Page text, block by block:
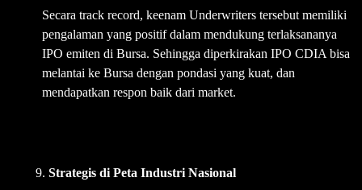
Secara track record, keenam Underwriters tersebut memiliki
pengalaman yang positif dalam mendukung terlaksananya
IPO emiten di Bursa. Sehingga diperkirakan IPO CDIA bisa
melantai ke Bursa dengan pondasi yang kuat, dan
mendapatkan respon baik dari market.
Strategis di Peta Industri Nasional